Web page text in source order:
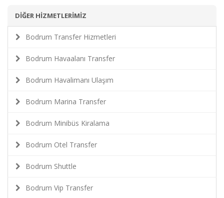
DİĞER HİZMETLERİMİZ
Bodrum Transfer Hizmetleri
Bodrum Havaalanı Transfer
Bodrum Havalimanı Ulaşım
Bodrum Marina Transfer
Bodrum Minibüs Kiralama
Bodrum Otel Transfer
Bodrum Shuttle
Bodrum Vip Transfer